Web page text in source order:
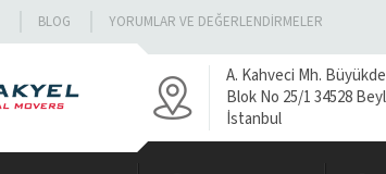
BLOG YORUMLAR VE DEĞERLENDIRMELER
A. Kahveci Mh.
Blok No 25/1 34528
İstanbul